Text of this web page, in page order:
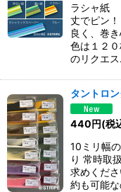
ラシャ紙
丈でピン
良く、巻
色は１２
のリクエ
タントロ
440円(税
10ミリ幅
り 常時取
求めくだ
約も可能